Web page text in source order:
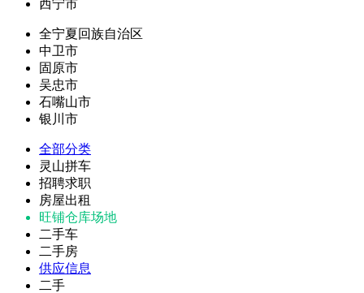
西宁市
全宁夏回族自治区
中卫市
固原市
吴忠市
石嘴山市
银川市
全部分类
灵山拼车
招聘求职
房屋出租
旺铺仓库场地
二手车
二手房
供应信息
二手